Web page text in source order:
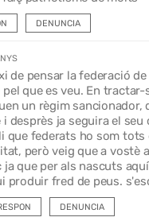
DENUNCIA
de pensar la federació
que es veu. En
un règim sancionador,
desprès ja seguira el
que federats ho som
però veig que a vostè
ja que per als nascuts
produir fred de peus.
DENUNCIA